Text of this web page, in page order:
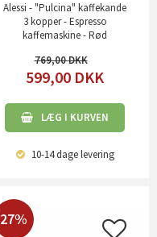
Alessi - "Pulcina" kaffekande
3 kopper - Espresso
kaffemaskine - Rød
769,00
599,00 DKK
LÆG I KURVEN
10-14 dagelevering
27%